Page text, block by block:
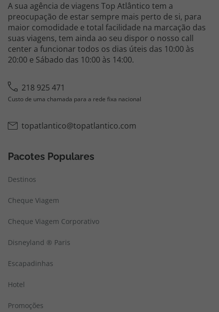
A sua agência de viagens Top Atlântico tem a
preocupação de estar sempre mais perto de si, para
maior comodidade e total facilidade na marcação das
suas viagens, tem ainda ao seu dispor o nosso call
center a funcionar todos os dias úteis das 10:00 às
20:00 e Sábado das 10:00 às 14:00.
218 925 471
Custo de uma chamada para a rede fixa nacional
topatlantico@topatlantico.com
Pacotes Populares
Destinos
Cheque Viagem
Cheque Viagem Corporativo
Disneyland ® Paris
Escapadinhas
Hotel
Promoções